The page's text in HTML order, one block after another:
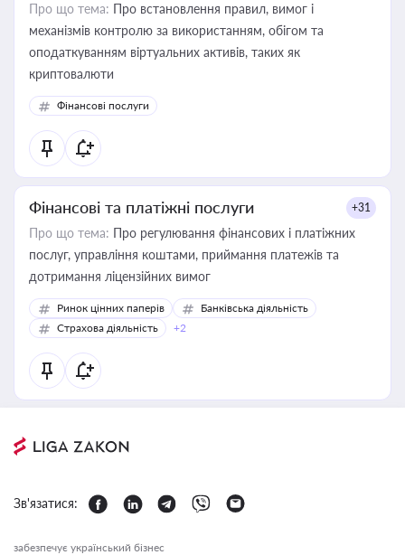
Про що тема: Про встановлення правил, вимог і
механізмів контролю за використанням, обігом та
оподаткуванням віртуальних активів, таких як
криптовалюти
Фінансові послуги
Фінансові та платіжні послуги +31
Про що тема: Про регулювання фінансових і платіжних
послуг, управління коштами, приймання платежів та
дотримання ліцензійних вимог
Ринок цінних паперів
Банківська діяльність
Страхова діяльність
+2
Зв'язатися:
забезпечує український бізнес